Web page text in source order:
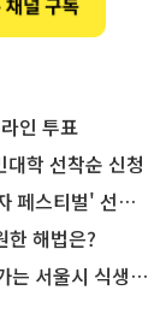
인 투표
학 선착순 신청
' 선착순 5천명
한 해법은?
식생활 교육' 현장